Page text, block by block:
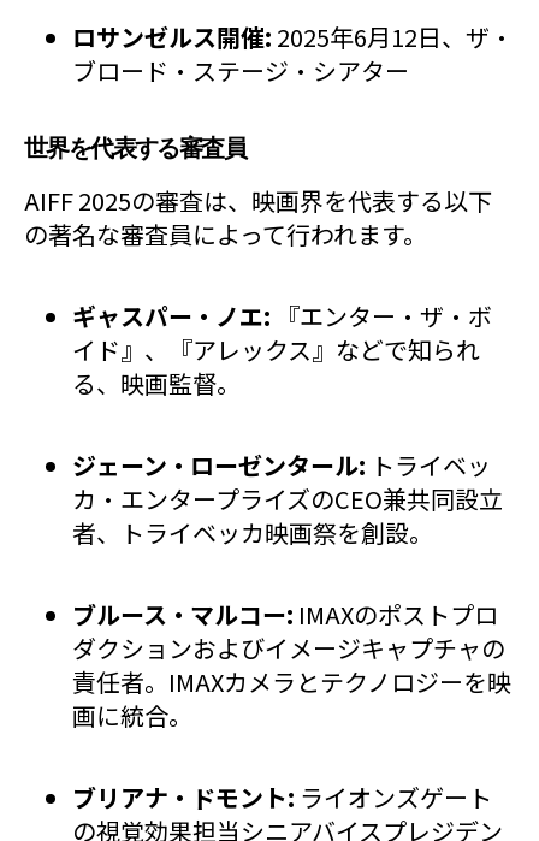
ロサンゼルス開催: 2025年6月12日、ザ・
ブロード・ステージ・シアター
世界を代表する審査員
AIFF 2025の審査は、映画界を代表する以下
の著名な審査員によって行われます。
ギャスパー・ノエ: 『エンター・ザ・ボ
イド』、『アレックス』などで知られ
る、映画監督。
ジェーン・ローゼンタール: トライベッ
カ・エンタープライズのCEO兼共同設立
者、トライベッカ映画祭を創設。
ブルース・マルコー: IMAXのポストプロ
ダクションおよびイメージキャプチャの
責任者。IMAXカメラとテクノロジーを映
画に統合。
ブリアナ・ドモント: ライオンズゲート
の視覚効果担当シニアバイスプレジデン